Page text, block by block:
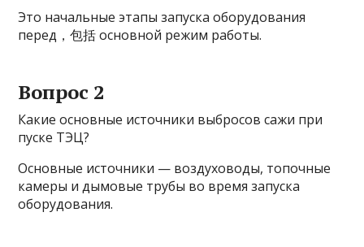
Это начальные этапы запуска оборудования
перед，包括 основной режим работы.
Вопрос 2
Какие основные источники выбросов сажи при
пуске ТЭЦ?
Основные источники — воздуховоды, топочные
камеры и дымовые трубы во время запуска
оборудования.